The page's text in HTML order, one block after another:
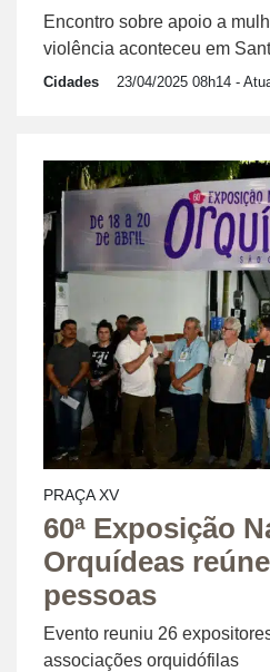
Encontro sobre apoio a
violência aconteceu em
Cidades 23/04/2025 08h14 -
PRAÇA XV
60ª Exposição
Orquídeas
pessoas
Evento reuniu 26
associações orquidófilas